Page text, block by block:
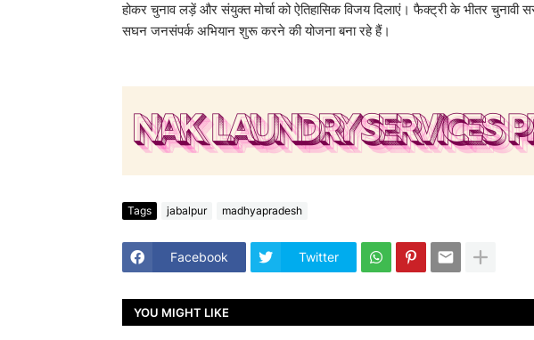
होकर चुनाव लड़ें और संयुक्त मोर्चा को ऐतिहासिक विजय दिलाएं। फैक्ट्री के भीतर चुनावी
सघन जनसंपर्क अभियान शुरू करने की योजना बना रहे हैं।
Tags jabalpur madhyapradesh
Facebook Twitter
YOU MIGHT LIKE